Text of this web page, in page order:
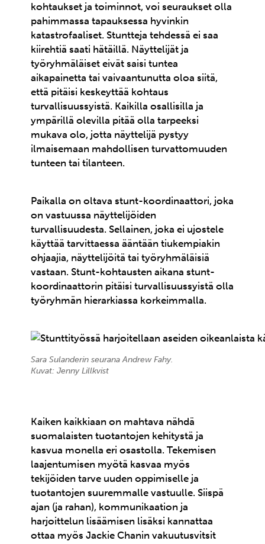
kohtaukset ja toiminnot, voi seuraukset olla
pahimmassa tapauksessa hyvinkin
katastrofaaliset. Stuntteja tehdessä ei saa
kiirehtiä saati hätäillä. Näyttelijät ja
työryhmäläiset eivät saisi tuntea
aikapainetta tai vaivaantunutta oloa siitä,
että pitäisi keskeyttää kohtaus
turvallisuussyistä. Kaikilla osallisilla ja
ympärillä olevilla pitää olla tarpeeksi
mukava olo, jotta näyttelijä pystyy
ilmaisemaan mahdollisen turvattomuuden
tunteen tai tilanteen.
Paikalla on oltava stunt-koordinaattori, joka
on vastuussa näyttelijöiden
turvallisuudesta. Sellainen, joka ei ujostele
käyttää tarvittaessa ääntään tiukempiakin
ohjaajia, näyttelijöitä tai työryhmäläisiä
vastaan. Stunt-kohtausten aikana stunt-
koordinaattorin pitäisi turvallisuussyistä olla
työryhmän hierarkiassa korkeimmalla.
Sara Sulanderin seurana Andrew Fahy.
Kuvat: Jenny Lillkvist
Kaiken kaikkiaan on mahtava nähdä
suomalaisten tuotantojen kehitystä ja
kasvua monella eri osastolla. Tekemisen
laajentumisen myötä kasvaa myös
tekijöiden tarve uuden oppimiselle ja
tuotantojen suuremmalle vastuulle. Siispä
ajan (ja rahan), kommunikaation ja
harjoittelun lisäämisen lisäksi kannattaa
ottaa myös Jackie Chanin vakuutusvitsit